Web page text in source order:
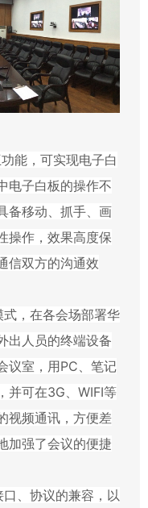
能，可实现电子白
电子白板的操作不
备移动、抓手、画
操作，效果高度保
信双方的沟通效
，在各会场部署华
出人员的终端设备
议室，用PC、笔记
并可在3G、 WIFI等
视频通讯，方便差
加强了会议的便捷
、协议的兼容，以